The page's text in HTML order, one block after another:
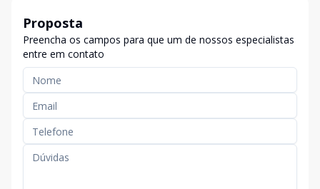
Proposta
Preencha os campos para que um de nossos especialistas
entre em contato